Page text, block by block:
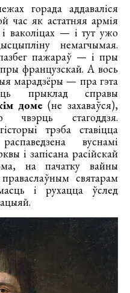
горада аддаваліся
час як астатняя армія
ваколіцах — і тут ужо
немагчымая.
пажараў — і пры
пры французскай. А вось
марадзёры — пра гэта
прыклад справы
доме (не захаваўся),
стагоддзя.
трэба ставіцца
вуснамі
і запісана расійскай
на пачатку вайны
святарам
і рухацца ўслед